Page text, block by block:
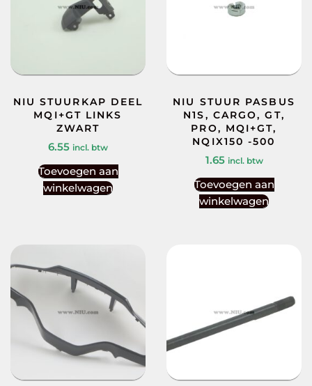
NIU STUURKAP DEEL
MQI+GT LINKS
ZWART
6.55 incl. btw
Toevoegen aan
winkelwagen
NIU STUUR PASBUS
N1S, CARGO, GT,
PRO, MQI+GT,
NQIX150 -500
1.65 incl. btw
Toevoegen aan
winkelwagen